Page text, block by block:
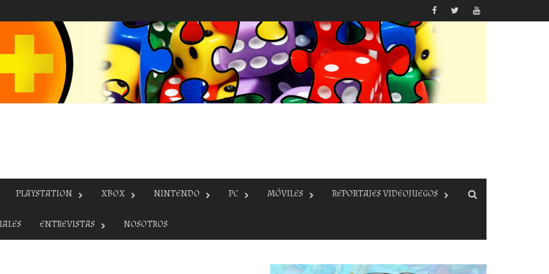
PLAYSTATION XBOX NINTENDO PC MÓVILES REPORTAJES VIDEOJUEGOS
ENTREVISTAS NOSOTROS